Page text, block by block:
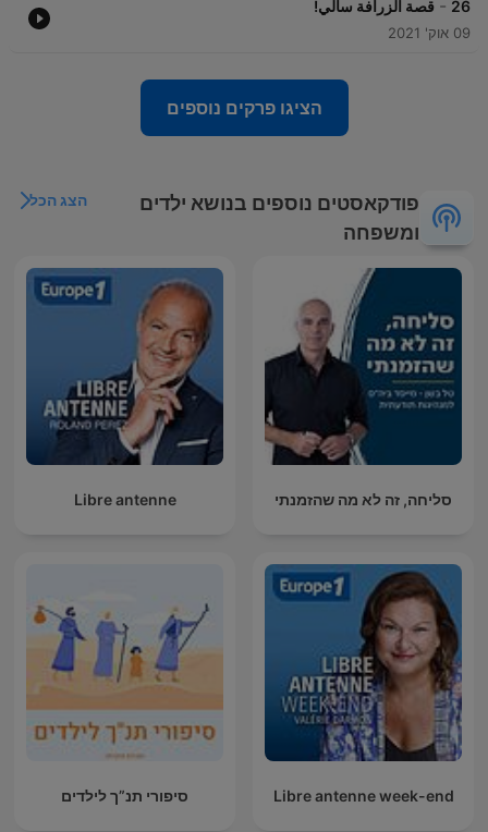
26
- قصة الزرافة سالي!
09 אוק' 2021
הציגו פרקים נוספים
פודקאסטים נוספים בנושא ילדים
ומשפחה
הצג הכל
סליחה, זה לא מה שהזמנתי Libre antenne
Libre antenne week-end סיפורי תנ”ך לילדים